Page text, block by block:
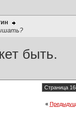
быть.
Страница
«